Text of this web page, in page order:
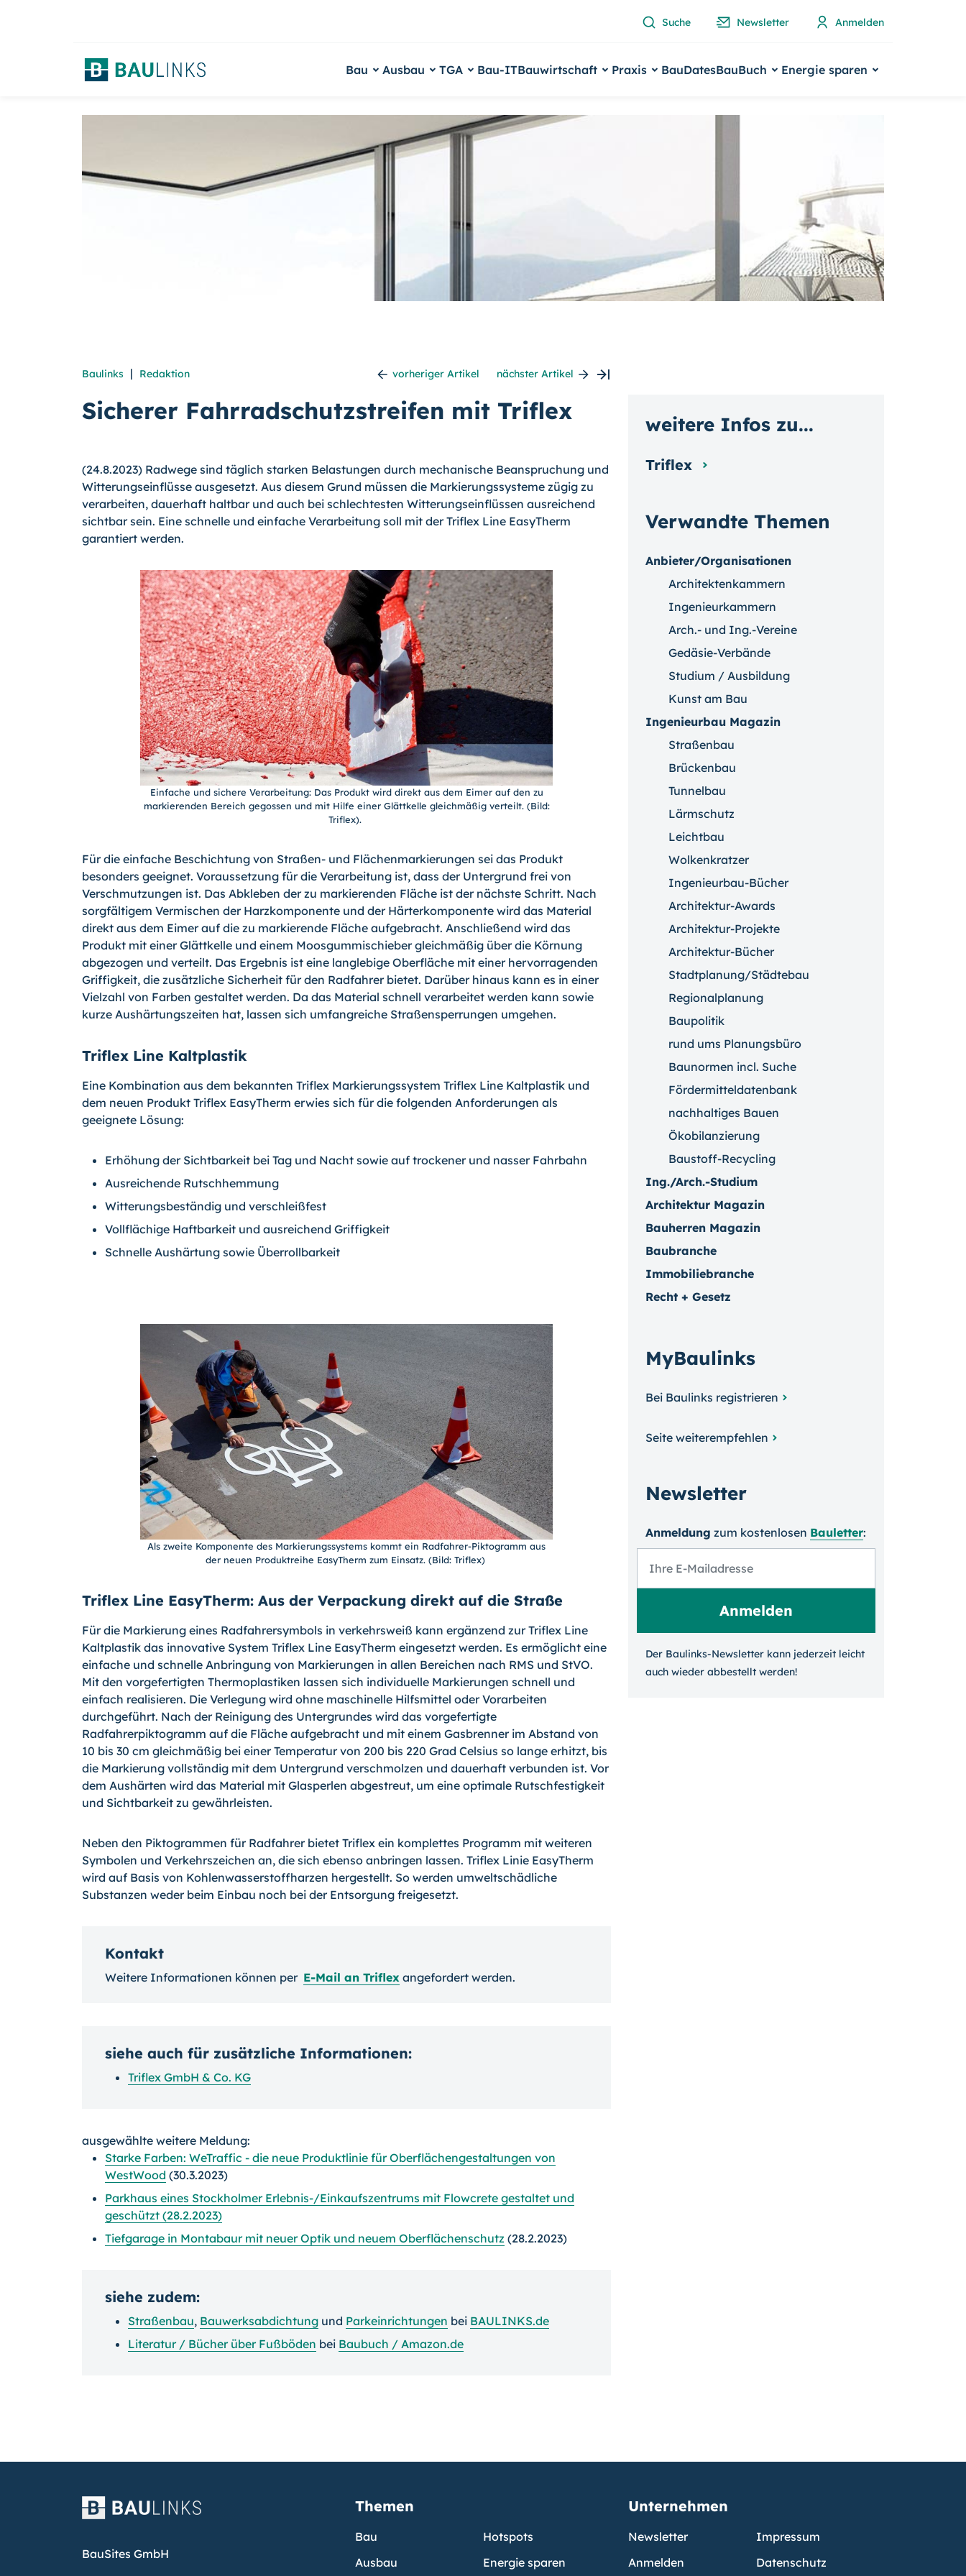
Suche Newsletter Anmelden
Bau Ausbau TGA Bau-ITBauwirtschaft Praxis BauDatesBauBuch Energie sparen
Baulinks | Redaktion vorheriger Artikel nächster Artikel
Sicherer Fahrradschutzstreifen mit Triflex
(24.8.2023) Radwege sind täglich starken Belastungen durch mechanische Beanspruchung und
Witterungseinflüsse ausgesetzt. Aus diesem Grund müssen die Markierungssysteme zügig zu
verarbeiten, dauerhaft haltbar und auch bei schlechtesten Witterungseinflüssen ausreichend
sichtbar sein. Eine schnelle und einfache Verarbeitung soll mit der Triflex Line EasyTherm
garantiert werden.
Einfache und sichere Verarbeitung: Das Produkt wird direkt aus dem Eimer auf den zu
markierenden Bereich gegossen und mit Hilfe einer Glättkelle gleichmäßig verteilt. (Bild:
Triflex).
Für die einfache Beschichtung von Straßen- und Flächenmarkierungen sei das Produkt
besonders geeignet. Voraussetzung für die Verarbeitung ist, dass der Untergrund frei von
Verschmutzungen ist. Das Abkleben der zu markierenden Fläche ist der nächste Schritt. Nach
sorgfältigem Vermischen der Harzkomponente und der Härterkomponente wird das Material
direkt aus dem Eimer auf die zu markierende Fläche aufgebracht. Anschließend wird das
Produkt mit einer Glättkelle und einem Moosgummischieber gleichmäßig über die Körnung
abgezogen und verteilt. Das Ergebnis ist eine langlebige Oberfläche mit einer hervorragenden
Griffigkeit, die zusätzliche Sicherheit für den Radfahrer bietet. Darüber hinaus kann es in einer
Vielzahl von Farben gestaltet werden. Da das Material schnell verarbeitet werden kann sowie
kurze Aushärtungszeiten hat, lassen sich umfangreiche Straßensperrungen umgehen.
Triflex Line Kaltplastik
Eine Kombination aus dem bekannten Triflex Markierungssystem Triflex Line Kaltplastik und
dem neuen Produkt Triflex EasyTherm erwies sich für die folgenden Anforderungen als
geeignete Lösung:
Erhöhung der Sichtbarkeit bei Tag und Nacht sowie auf trockener und nasser Fahrbahn
Ausreichende Rutschhemmung
Witterungsbeständig und verschleißfest
Vollflächige Haftbarkeit und ausreichend Griffigkeit
Schnelle Aushärtung sowie Überrollbarkeit
Als zweite Komponente des Markierungssystems kommt ein Radfahrer-Piktogramm aus
der neuen Produktreihe EasyTherm zum Einsatz. (Bild: Triflex)
Triflex Line EasyTherm: Aus der Verpackung direkt auf die Straße
Für die Markierung eines Radfahrersymbols in verkehrsweiß kann ergänzend zur Triflex Line
Kaltplastik das innovative System Triflex Line EasyTherm eingesetzt werden. Es ermöglicht eine
einfache und schnelle Anbringung von Markierungen in allen Bereichen nach RMS und StVO.
Mit den vorgefertigten Thermoplastiken lassen sich individuelle Markierungen schnell und
einfach realisieren. Die Verlegung wird ohne maschinelle Hilfsmittel oder Vorarbeiten
durchgeführt. Nach der Reinigung des Untergrundes wird das vorgefertigte
Radfahrerpiktogramm auf die Fläche aufgebracht und mit einem Gasbrenner im Abstand von
10 bis 30 cm gleichmäßig bei einer Temperatur von 200 bis 220 Grad Celsius so lange erhitzt, bis
die Markierung vollständig mit dem Untergrund verschmolzen und dauerhaft verbunden ist. Vor
dem Aushärten wird das Material mit Glasperlen abgestreut, um eine optimale Rutschfestigkeit
und Sichtbarkeit zu gewährleisten.
Neben den Piktogrammen für Radfahrer bietet Triflex ein komplettes Programm mit weiteren
Symbolen und Verkehrszeichen an, die sich ebenso anbringen lassen. Triflex Linie EasyTherm
wird auf Basis von Kohlenwasserstoffharzen hergestellt. So werden umweltschädliche
Substanzen weder beim Einbau noch bei der Entsorgung freigesetzt.
Kontakt
Weitere Informationen können per E-Mail an Triflex angefordert werden.
siehe auch für zusätzliche Informationen:
Triflex GmbH & Co. KG
ausgewählte weitere Meldung:
Starke Farben: WeTraffic - die neue Produktlinie für Oberflächengestaltungen von
WestWood (30.3.2023)
Parkhaus eines Stockholmer Erlebnis-/Einkaufszentrums mit Flowcrete gestaltet und
geschützt (28.2.2023)
Tiefgarage in Montabaur mit neuer Optik und neuem Oberflächenschutz (28.2.2023)
siehe zudem:
Straßenbau, Bauwerksabdichtung und Parkeinrichtungen bei BAULINKS.de
Literatur / Bücher über Fußböden bei Baubuch / Amazon.de
Verwandte Themen
Anbieter/Organisationen
Architektenkammern
Ingenieurkammern
Arch.- und Ing.-Vereine
Gedäsie-Verbände
Studium / Ausbildung
Kunst am Bau
Ingenieurbau Magazin
Straßenbau
Brückenbau
Tunnelbau
Lärmschutz
Leichtbau
Wolkenkratzer
Ingenieurbau-Bücher
Architektur-Awards
Architektur-Projekte
Architektur-Bücher
Stadtplanung/Städtebau
Regionalplanung
Baupolitik
rund ums Planungsbüro
Baunormen incl. Suche
Fördermitteldatenbank
nachhaltiges Bauen
Ökobilanzierung
Baustoff-Recycling
Ing./Arch.-Studium
Architektur Magazin
Bauherren Magazin
Baubranche
Immobiliebranche
Recht + Gesetz
MyBaulinks
Bei Baulinks registrieren
Seite weiterempfehlen
Newsletter
Anmeldung zum kosten­losen Bauletter:
Der Baulinks-Newsletter kann jeder­zeit leicht
auch wieder ab­bestellt werden!
weitere Infos zu...
Triflex
BauSites GmbH
Themen
Bau
Ausbau
Hotspots
Energie sparen
Unternehmen
Newsletter
Anmelden
Impressum
Datenschutz